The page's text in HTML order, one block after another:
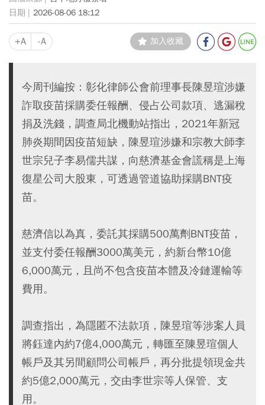
2026-08-06 18:12
+A -A 加入收藏
今周刊編按：彰化律師公會前理事長陳昱瑄涉嫌
詐取疫苗採購委任報酬、侵占公司款項、逃漏稅
捐及洗錢，調查局北機動站指出，2021年新冠
肺炎期間因疫苗短缺，陳昱瑄涉嫌和宗教大師李
世宗兒子李易儒共謀，向慈濟基金會謊稱是上海
復星公司大股東，可透過管道協助採購BNT疫
苗。
慈濟信以為真，委託其採購500萬劑BNT疫苗，
並支付委任報酬3000萬美元，約新台幣10億
6,000萬元，且尚不包含疫苗本體及冷鏈運輸等
費用。
調查指出，為隱匿不法款項，陳昱瑄等涉案人員
將鈺達內約7億4,000萬元，轉匯至陳昱瑄個人
帳戶及其另間顧問公司帳戶，再分批提領現金共
約5億2,000萬元，交由李世宗等人保管、支
用。